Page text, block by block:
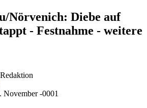
Nörvenich: Diebe auf
- Festnahme - weitere
Redaktion
-0001